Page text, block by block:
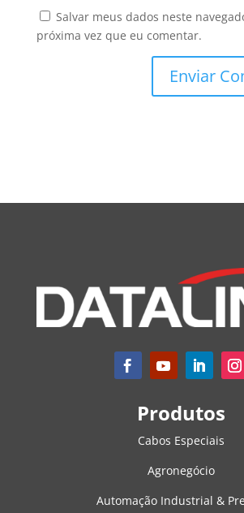
Salvar meus dados neste
próxima vez que eu comentar.
Produtos
Cabos Especiais
Agronegócio
Automação Industrial &